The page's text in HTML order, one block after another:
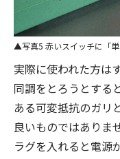
写真5 赤いスイッチに「
実際に使われた方は
同調をとろうとする
ある可変抵抗のガリ
良いものではありま
ラグを入れると電源